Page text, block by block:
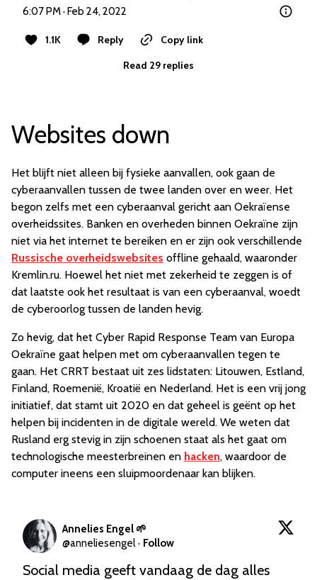
6:07 PM · Feb 24, 2022
1.1K Reply
Copy link
Read 29 replies
Websites down
Het blijft niet alleen bij fysieke aanvallen, ook gaan de
cyberaanvallen tussen de twee landen over en weer. Het
begon zelfs met een cyberaanval gericht aan Oekraïense
overheidssites. Banken en overheden binnen Oekraïne zijn
niet via het internet te bereiken en er zijn ook verschillende
Russische overheidswebsites offline gehaald, waaronder
Kremlin.ru. Hoewel het niet met zekerheid te zeggen is of
dat laatste ook het resultaat is van een cyberaanval, woedt
de cyberoorlog tussen de landen hevig.
Zo hevig, dat het Cyber Rapid Response Team van Europa
Oekraïne gaat helpen met om cyberaanvallen tegen te
gaan. Het CRRT bestaat uit zes lidstaten: Litouwen, Estland,
Finland, Roemenië, Kroatië en Nederland. Het is een vrij jong
initiatief, dat stamt uit 2020 en dat geheel is geënt op het
helpen bij incidenten in de digitale wereld. We weten dat
Rusland erg stevig in zijn schoenen staat als het gaat om
technologische meesterbreinen en hacken, waardoor de
computer ineens een sluipmoordenaar kan blijken.
Annelies Engel 🌱
@anneliesengel · Follow
Social media geeft vandaag de dag alles